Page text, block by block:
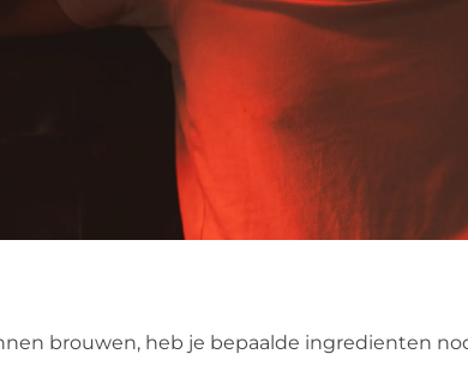
brouwen, heb je bepaalde ingredienten